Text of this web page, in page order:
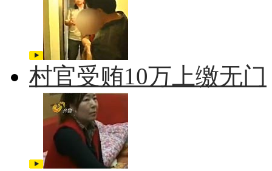
村官受贿10万上缴无门